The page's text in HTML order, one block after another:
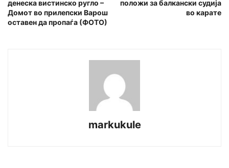
денеска вистинско ругло –
Домот во прилепски Варош
оставен да пропаѓа (ФОТО)
положи за балкански судија
во карате
markukule